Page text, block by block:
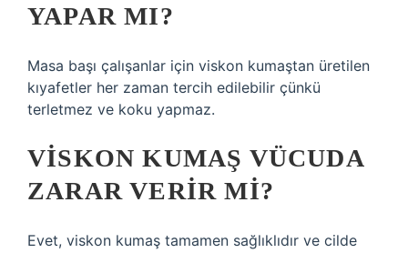
YAPAR MI?
Masa başı çalışanlar için viskon kumaştan üretilen
kıyafetler her zaman tercih edilebilir çünkü
terletmez ve koku yapmaz.
VISKON KUMAŞ VÜCUDA
ZARAR VERIR MI?
Evet, viskon kumaş tamamen sağlıklıdır ve cilde